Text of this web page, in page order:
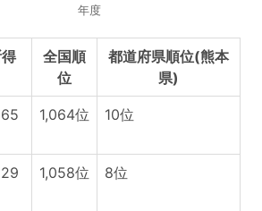
年度
全国順
位
都道府県順位(熊本
県)
1,064位 10位
1,058位 8位